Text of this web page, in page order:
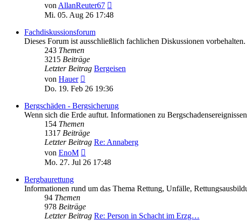
vonAllanReuter67
Beitrag
Mi. 05. Aug 26 17:48
Fachdiskussionsforum
Dieses Forum ist ausschließlich fachlichen Diskussionen
243 Themen
3215 Beiträge
Letzter Beitrag Bergeisen
von Hauer
Beitrag
Do. 19. Feb 26 19:36
Bergschäden - Bergsicherung
Wenn sich die Erde auftut. Informationen zu
154 Themen
1317 Beiträge
Letzter Beitrag Re: Annaberg
von EnoM
Beitrag
Mo. 27. Jul 26 17:48
Bergbaurettung
Informationen rund um das Thema Rettung, Unfälle,
94 Themen
978 Beiträge
Letzter Beitrag Re: Person in Schacht im Erzg…